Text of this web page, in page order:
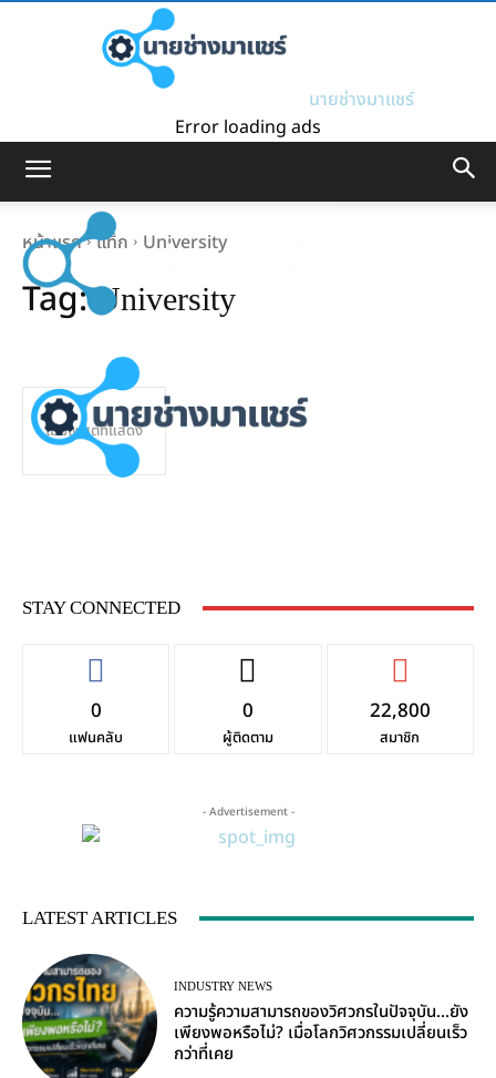
นายช่างมาแชร์
Error loading ads
หน้าแรก แท็ก University
Tag:University
ไม่มีโพสต์ที่แสดง
STAY CONNECTED
0
แฟนคลับ
0
ผู้ติดตาม
22,800
สมาชิก
- Advertisement -
LATEST ARTICLES
INDUSTRY NEWS
ความรู้ความสามารถของวิศวกรในปัจจุบัน…ยัง
เพียงพอหรือไม่? เมื่อโลกวิศวกรรมเปลี่ยนเร็ว
กว่าที่เคย